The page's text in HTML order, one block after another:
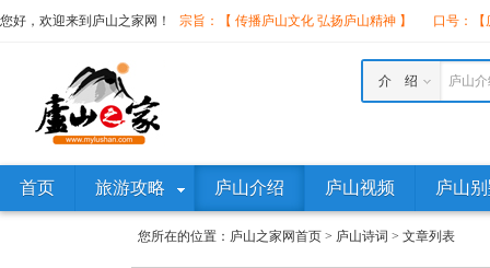
您好，欢迎来到庐山之家网！ 宗旨：【 传播庐山文化 弘扬庐山精神 】 口号：
庐山
介 绍
首页 旅游攻略 庐山介绍 庐山视频 庐山
您所在的位置： 庐山之家网首页 > 庐山诗词 > 文章列表